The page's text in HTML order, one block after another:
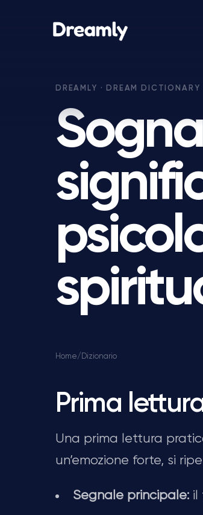
Home/ Dizionario
Prima
Una prima lettura
un’emozione forte, si
Segnale principale: il